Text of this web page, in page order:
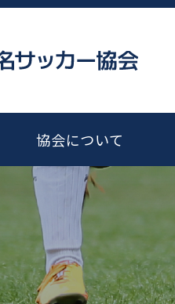
協会について